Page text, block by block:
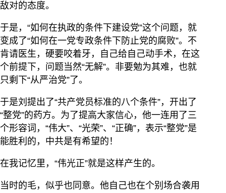
敌对的态度。
于是，“如何在执政的条件下建设党”这个问题，就
变成了“如何在一党专政条件下防止党的腐败”。不
肯请医生，硬要咬着牙，自己给自己动手术，在这
个前提下，问题当然“无解”。非要勉为其难，也就
只剩下“从严治党”了。
于是刘提出了“共产党员标准的八个条件”，开出了
“整党”的药方。为了提高大家信心，他一连用了三
个形容词，“伟大”、“光荣”、“正确”，表示“整党”是
能胜利的，中共是有希望的！
在我记忆里，“伟光正”就是这样产生的。
当时的毛，似乎也同意。他自己也在个别场合袭用